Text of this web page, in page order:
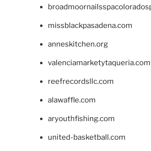
missblackpasadena.com
anneskitchen.org
valenciamarketytaqueria.com
reefrecordsllc.com
alawaffle.com
aryouthfishing.com
united-basketball.com